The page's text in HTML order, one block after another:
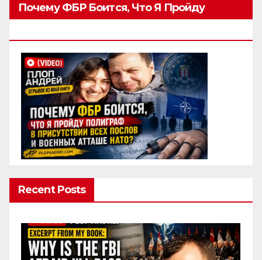
Почему ФБР Боится, Что Я Пройду
Recent Posts